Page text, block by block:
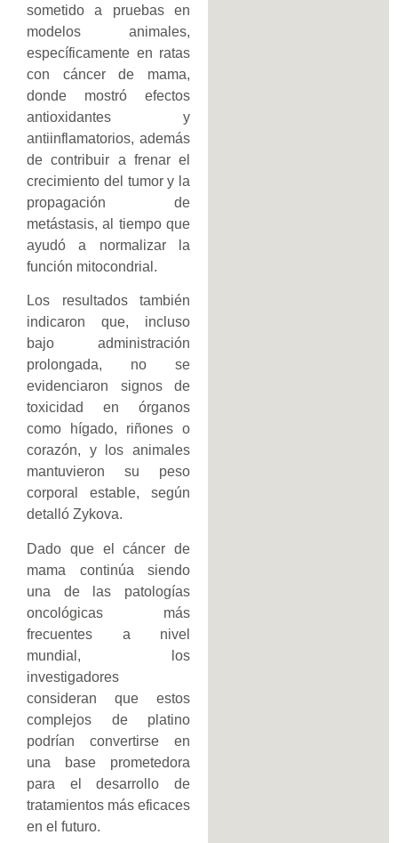
sometido a pruebas en
modelos animales,
específicamente en ratas
con cáncer de mama,
donde mostró efectos
antioxidantes y
antiinflamatorios, además
de contribuir a frenar el
crecimiento del tumor y la
propagación de
metástasis, al tiempo que
ayudó a normalizar la
función mitocondrial.
Los resultados también
indicaron que, incluso
bajo administración
prolongada, no se
evidenciaron signos de
toxicidad en órganos
como hígado, riñones o
corazón, y los animales
mantuvieron su peso
corporal estable, según
detalló Zykova.
Dado que el cáncer de
mama continúa siendo
una de las patologías
oncológicas más
frecuentes a nivel
mundial, los
investigadores
consideran que estos
complejos de platino
podrían convertirse en
una base prometedora
para el desarrollo de
tratamientos más eficaces
en el futuro.